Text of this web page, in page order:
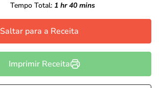
Tempo Total: 1 hr 40 mins
Saltar para a Receita
Imprimir Receita